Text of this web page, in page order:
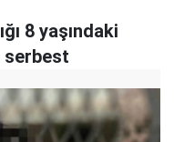
8 yaşındaki
serbest